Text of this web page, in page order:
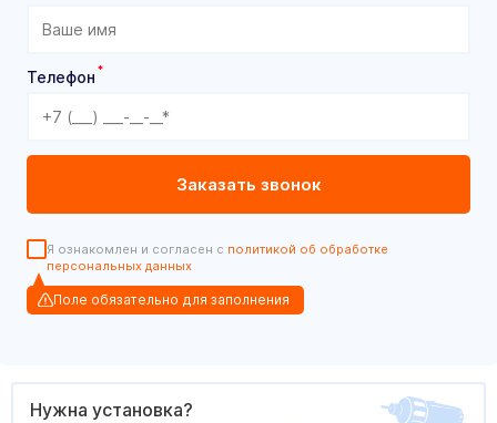
Телефон *
Я ознакомлен и согласен с политикой об обработке
персональных данных
Поле обязательно для заполнения
Нужна установка?